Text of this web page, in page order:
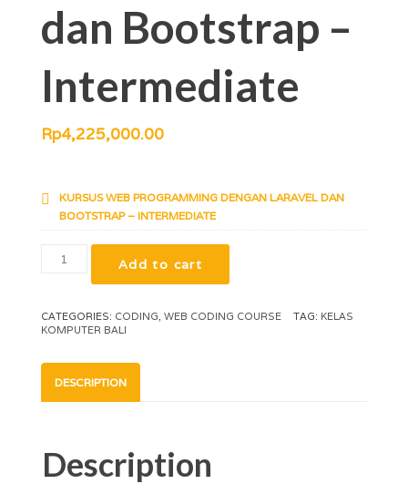
dan Bootstrap –
Intermediate
Rp4,225,000.00
KURSUS WEB PROGRAMMING DENGAN LARAVEL DAN
BOOTSTRAP – INTERMEDIATE
Add to cart
CATEGORIES: CODING, WEB CODING COURSE TAG: KELAS
KOMPUTER BALI
DESCRIPTION
Description